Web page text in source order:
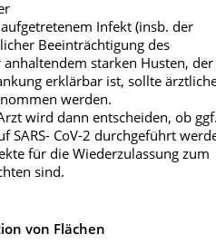
Infekt (insb. der
Beeinträchtigung des
starken Husten, der
erklärbar ist, sollte
werden.
wird dann entscheiden, ob
SARS- CoV-2 durchgeführt
für die Wiederzulassung zum
sind.
von Flächen